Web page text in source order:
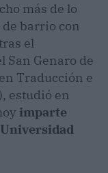
más de lo
de barrio con
el
San Genaro de
Traducción e
estudió en
imparte